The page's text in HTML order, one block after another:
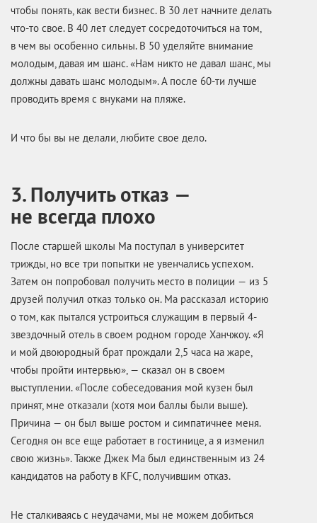
чтобы понять, как вести бизнес. В 30 лет начните делать
что-то свое. В 40 лет следует сосредоточиться на том,
в чем вы особенно сильны. В 50 уделяйте внимание
молодым, давая им шанс. «Нам никто не давал шанс, мы
должны давать шанс молодым». А после 60-ти лучше
проводить время с внуками на пляже.
И что бы вы не делали, любите свое дело.
3. Получить отказ —
не всегда плохо
После старшей школы Ма поступал в университет
трижды, но все три попытки не увенчались успехом.
Затем он попробовал получить место в полиции — из 5
друзей получил отказ только он. Ма рассказал историю
о том, как пытался устроиться служащим в первый 4-
звездочный отель в своем родном городе Ханчжоу. «Я
и мой двоюродный брат прождали 2,5 часа на жаре,
чтобы пройти интервью», — сказал он в своем
выступлении. «После собеседования мой кузен был
принят, мне отказали (хотя мои баллы были выше).
Причина — он был выше ростом и симпатичнее меня.
Сегодня он все еще работает в гостинице, а я изменил
свою жизнь». Также Джек Ма был единственным из 24
кандидатов на работу в KFC, получившим отказ.
Не сталкиваясь с неудачами, мы не можем добиться